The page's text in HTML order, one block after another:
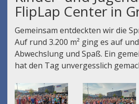
FlipLap Center in
Gemeinsam entdeckten wir die
Auf rund 3.200 m² ging es auf
Abwechslung und Spaß. Ein
hat den Tag unvergesslich